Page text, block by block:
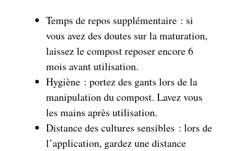
Temps de repos supplémentaire : si
vous avez des doutes sur la maturation,
laissez le compost reposer encore 6
mois avant utilisation.
Hygiène : portez des gants lors de la
manipulation du compost. Lavez vous
les mains après utilisation.
Distance des cultures sensibles : lors de
l’application, gardez une distance